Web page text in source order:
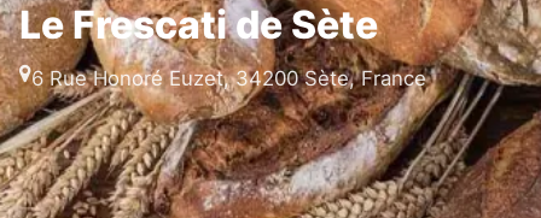
Le Frescati de Sète
6 Rue Honoré Euzet, 34200 Sète, France